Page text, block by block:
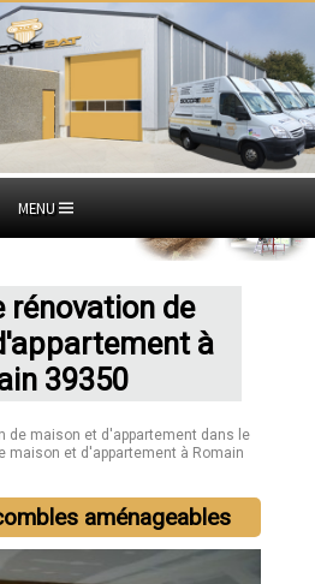
MENU
rénovation de
à
39350
de maison et d'appartement dans le
maison et d'appartement à Romain
aménageables